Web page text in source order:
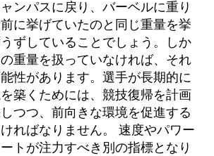
ンパスに戻り、バーベルに重り
に挙げていたのと同じ重量を挙
ずしていることでしょう。しか
重量を扱っていなければ、それ
性があります。選手が長期的に
築くためには、競技復帰を計画
つつ、前向きな環境を促進する
ればなりません。 速度やパワー
トが注力すべき別の指標となり